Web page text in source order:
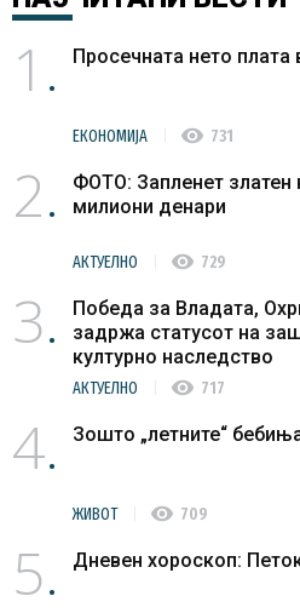
1 Просечната нето плата
ЕКОНОМИЈА visibility 731
2
ФОТО: Запленет златен
милиони денари
АКТУЕЛНО visibility 729
3
Победа за Владата,
задржа статусот на
културно наследство
АКТУЕЛНО visibility 717
4 Зошто „летните“
ЖИВОТ visibility 709
5 Дневен хороскоп: